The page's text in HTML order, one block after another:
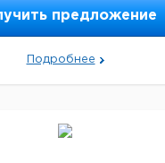
4200 об/мин
Greiner Bio-one и т.д.
предложение
Подробнее